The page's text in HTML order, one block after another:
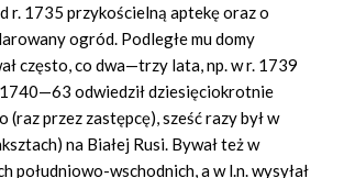
r. 1735 przykościelną aptekę oraz o
ogród. Podległe mu domy
często, co dwa—trzy lata, np. w r. 1739
1740—63 odwiedził dziesięciokrotnie
(raz przez zastępcę), sześć razy był w
na Białej Rusi. Bywał też w
południowo-wschodnich, a w l.n. wysyłał